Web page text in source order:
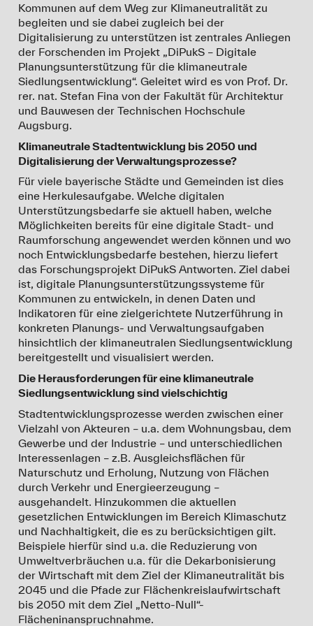
Datenplattform zu
Abwärmepotenzialen im
Forschungsprojekt DiPukS
veröffentlicht
22.04.2025
Die Anwendung zeigt Standorte mit
Anschlussmöglichkeiten für die Wärmeversorgung aus
Industrieprozessen und gewerblichen Anlagen in
Deutschland.
mehr ...
Forschungsprojekt zur Kommunalen Wärmeplanung auf
der Augsburger Blue City Klimakonferenz
DieBlue City-Klimakonferenzder Stadt Augsburg
präsentiert jährlich Themen aus Klimaschutz und
Klimaanpassung für eine Fachöffentlichkeit. Dieses Jahr
stand das Thema der Kommunalen Wärmeplanung im
Fokus. Dieses Thema wird derzeit auch als Baustein des
Forschungsprojekts bearbeitet.
>>mehr
26.09.2025: Vortrag Stadt Land Arbeitsplätze – Wie
sind Menschen in Zukunft mobil?
Vortrag von Prof. Stefan Fina bei der DVAG-
JubiläumstagungResiliente Städte und Regionen
26.09.2025 an der Universität Augsburg
09.09.2025: Breakfast Lecture "Urbane Digitale
Zwillinge (UDZ) in der Umfeldplanung – Chancen und
Herausforderungen, erklärt am Beispiel des THA
Campus"
Vortrag von Prof. Stefan Fina im Rahmen der
IBA
Summer School 2025
03.07.2025: Vortrag„Methoden und
Anwendungsfelder der digitalen Stadtplanung
Vortrag von Prof. Stefan Fina im Rahmen des 7.
NetzwerktreffensBayWISS-Kolleg "Infrastruktur,
Bauen und Urbanisierung".
11./12.04.2025: Vortrag Kommunale Wärmeplanung +
Messestand
Augsburger GIS-Forum für Umweltmonitoring und
Nachhaltigkeit. Veranstaltungsort: IHK Schwaben
04.11.2024: „Nachhaltige Mobilität erfahrbar machen:
Praxisbeispiel und Herausforderungen“
Eröffnungsvortrag von Prof. Stefan Fina bei derPublic
Climate Schoolder Universität Augsburg. In der
Paneldiskussion wird er mit weiteren Teilnehmerinnen
und Teilnehmern das Thema„Vom Auto zum
Mobilitätspaket? – Einblicke in den Nahverkehr der
Zukunft in Stadt und Land am Beispiel der Region
Augsburg“diskutieren.
25.10.2024:Blue City Klimakonferenzder Stadt
Augsburg
Kommunen auf dem Weg zur Klimaneutralität zu
begleiten und sie dabei zugleich bei der
Digitalisierung zu unterstützen ist zentrales Anliegen
der Forschenden im Projekt „DiPukS – Digitale
Planungsunterstützung für die klimaneutrale
Siedlungsentwicklung“. Geleitet wird es von Prof. Dr.
rer. nat. Stefan Fina von der Fakultät für Architektur
und Bauwesen der Technischen Hochschule
Augsburg.
Klimaneutrale Stadtentwicklung bis 2050 und
Digitalisierung der Verwaltungsprozesse?
Für viele bayerische Städte und Gemeinden ist dies
eine Herkulesaufgabe. Welche digitalen
Unterstützungsbedarfe sie aktuell haben, welche
Möglichkeiten bereits für eine digitale Stadt- und
Raumforschung angewendet werden können und wo
noch Entwicklungsbedarfe bestehen, hierzu liefert
das Forschungsprojekt DiPukS Antworten. Ziel dabei
ist, digitale Planungsunterstützungssysteme für
Kommunen zu entwickeln, in denen Daten und
Indikatoren für eine zielgerichtete Nutzerführung in
konkreten Planungs- und Verwaltungsaufgaben
hinsichtlich der klimaneutralen Siedlungsentwicklung
bereitgestellt und visualisiert werden.
Die Herausforderungen für eine klimaneutrale
Siedlungsentwicklung sind vielschichtig
Stadtentwicklungsprozesse werden zwischen einer
Vielzahl von Akteuren – u.a. dem Wohnungsbau, dem
Gewerbe und der Industrie – und unterschiedlichen
Interessenlagen – z.B. Ausgleichsflächen für
Naturschutz und Erholung, Nutzung von Flächen
durch Verkehr und Energieerzeugung –
ausgehandelt. Hinzukommen die aktuellen
gesetzlichen Entwicklungen im Bereich Klimaschutz
und Nachhaltigkeit, die es zu berücksichtigen gilt.
Beispiele hierfür sind u.a. die Reduzierung von
Umweltverbräuchen u.a. für die Dekarbonisierung
der Wirtschaft mit dem Ziel der Klimaneutralität bis
2045 und die Pfade zur Flächenkreislaufwirtschaft
bis 2050 mit dem Ziel „Netto-Null“-
Flächeninanspruchnahme.